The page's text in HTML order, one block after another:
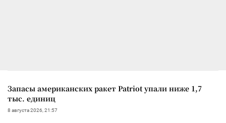
Запасы американских ракет Patriot упали ниже 1,7
тыс. единиц
8 августа 2026, 21:57